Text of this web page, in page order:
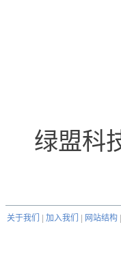
绿盟科
关于我们 加入我们 网站结构